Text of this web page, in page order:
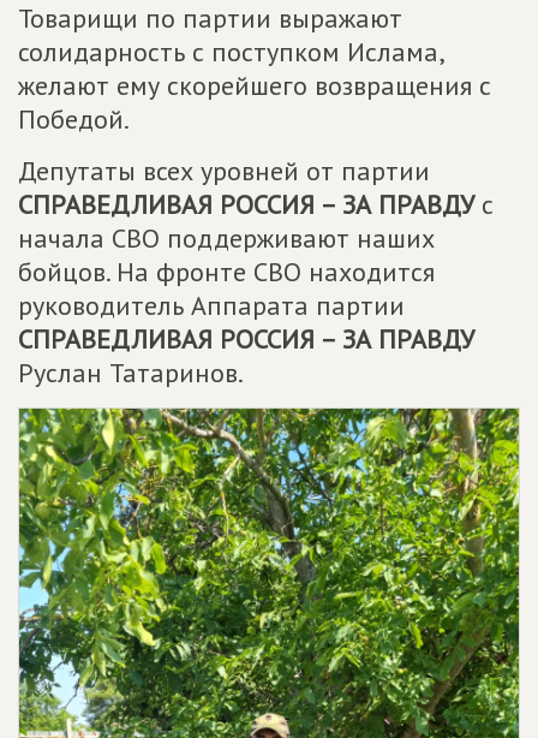
Товарищи по партии выражают
солидарность с поступком Ислама,
желают ему скорейшего возвращения с
Победой.
Депутаты всех уровней от партии
СПРАВЕДЛИВАЯ РОССИЯ – ЗА ПРАВДУс
начала СВО поддерживают наших
бойцов. На фронте СВО находится
руководитель Аппарата партии
СПРАВЕДЛИВАЯ РОССИЯ – ЗА ПРАВДУ
Руслан Татаринов.